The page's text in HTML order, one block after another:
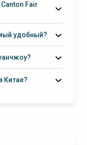
Fair
удобный?
Китае?